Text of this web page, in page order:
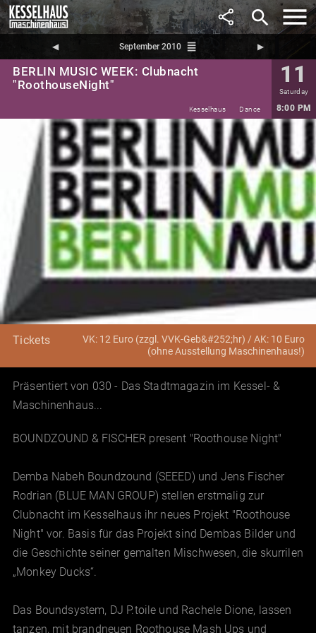
search
◀︎ September 2010 reorder ▶︎
BERLIN MUSIC WEEK: Clubnacht
"RoothouseNight"
11
Saturday
8:00 PM
Kesselhaus Dance
Tickets
VK: 12 Euro (zzgl. VVK-Geb&#252;hr) / AK: 10 Euro
(ohne Ausstellung Maschinenhaus!)
Präsentiert von 030 - Das Stadtmagazin im Kessel- &
Maschinenhaus...
BOUNDZOUND & FISCHER present "Roothouse Night"
Demba Nabeh Boundzound (SEEED) und Jens Fischer
Rodrian (BLUE MAN GROUP) stellen erstmalig zur
Clubnacht im Kesselhaus ihr neues Projekt "Roothouse
Night" vor. Basis für das Projekt sind Dembas Bilder und
die Geschichte seiner gemalten Mischwesen, die skurrilen
„Monkey Ducks“.
Das Boundsystem, DJ P.toile und Rachele Dione, lassen
tanzen, mit brandneuen Roothouse Mash Ups und